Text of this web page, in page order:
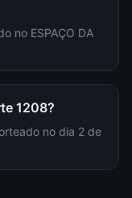
no ESPAÇO DA
1208?
no dia 2 de